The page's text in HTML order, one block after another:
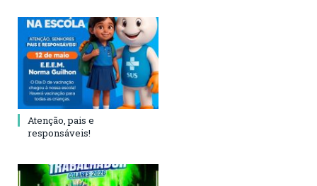
Atenção, pais e
responsáveis!